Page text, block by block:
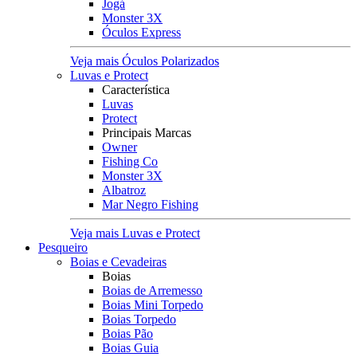
Jogá
Monster 3X
Óculos Express
Veja mais Óculos Polarizados
Luvas e Protect
Característica
Luvas
Protect
Principais Marcas
Owner
Fishing Co
Monster 3X
Albatroz
Mar Negro Fishing
Veja mais Luvas e Protect
Pesqueiro
Boias e Cevadeiras
Boias
Boias de Arremesso
Boias Mini Torpedo
Boias Torpedo
Boias Pão
Boias Guia